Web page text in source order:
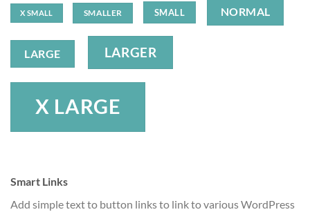
X SMALL SMALLER SMALL NORMAL
LARGE LARGER
X LARGE
Smart Links
Add simple text to button links to link to various WordPress